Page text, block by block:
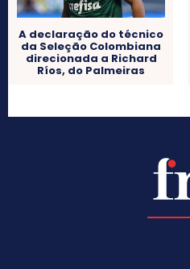
A declaração do técnico
da Seleção Colombiana
direcionada a Richard
Ríos, do Palmeiras